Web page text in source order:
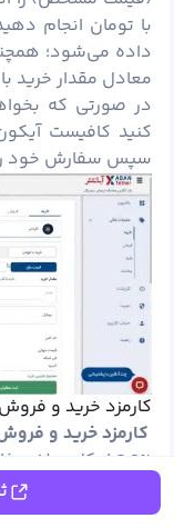
با تومان انجام
داده می‌شود؛
معادل مقدار خرید
در صورتی که
کنید کافیست
سپس سفارش خود
کارمزد خرید و فروش
کارمزد خرید و فروش
0.3% از کل مبلغ سفارش
کارمزد خرید و